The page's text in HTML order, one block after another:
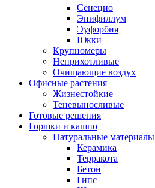
Сенецио
Эпифиллум
Эуфорбия
Юкки
Крупномеры
Неприхотливые
Очищающие воздух
Офисные растения
Жизнестойкие
Теневыносливые
Готовые решения
Горшки и кашпо
Натуральные материалы
Керамика
Терракота
Бетон
Гипс